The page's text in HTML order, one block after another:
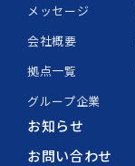
メッセージ
会社概要
拠点一覧
グループ企業
お知らせ
お問い合わせ